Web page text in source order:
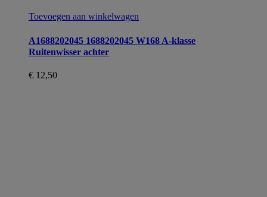
Toevoegen aan winkelwagen
A1688202045 1688202045 W168 A-klasse
Ruitenwisser achter
€ 12,50